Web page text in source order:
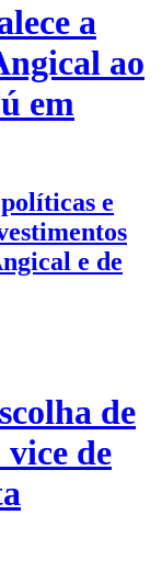
a
ao
em
e
e de
de
de